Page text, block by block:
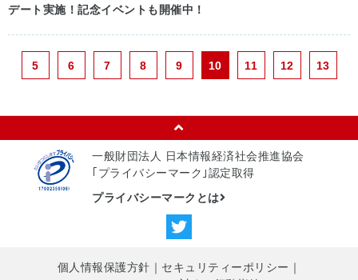
デート実施！記念イベントも開催中！
5 6 7 8 9 10 11 12 13
一般財団法人 日本情報経済社会推進協会
｢プライバシーマーク｣認定取得
プライバシーマークとは
個人情報保護方針 ｜ セキュリティーポリシー ｜